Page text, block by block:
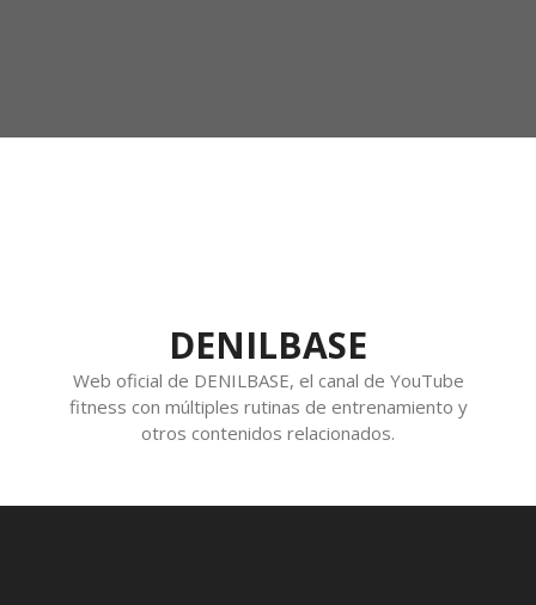
DENILBASE
Web oficial de DENILBASE, el canal de YouTube
fitness con múltiples rutinas de entrenamiento y
otros contenidos relacionados.